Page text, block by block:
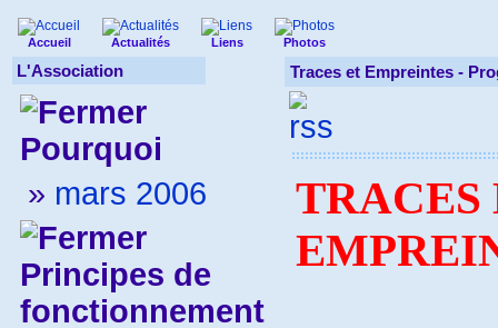
Accueil Actualités Liens Photos
L'Association
Pourquoi
» mars 2006
Principes de
fonctionnement
Traces et Empreintes -
TRACES